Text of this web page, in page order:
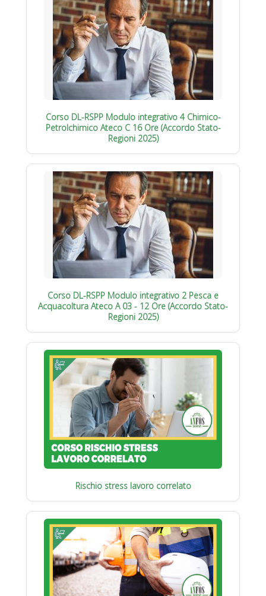
Corso DL-RSPP Modulo integrativo 4 Chimico-
Petrolchimico Ateco C 16 Ore (Accordo Stato-
Regioni 2025)
Corso DL-RSPP Modulo integrativo 2 Pesca e
Acquacoltura Ateco A 03 - 12 Ore (Accordo Stato-
Regioni 2025)
Rischio stress lavoro correlato